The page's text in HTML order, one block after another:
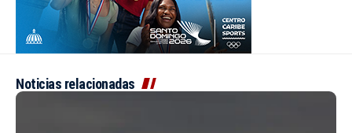
Noticias relacionadas